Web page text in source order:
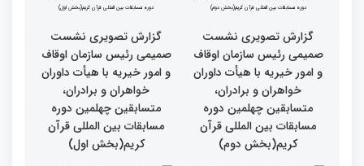
گزارش تصویری سومین روز
رقابت بخش برادران
چهلمین دوره مسابقات
بین‌المللی قرآن کریم(بخش
دوم)
گزارش تصویری سومین روز
رقابت بخش برادران
چهلمین دوره مسابقات
بین‌المللی قرآن کریم(بخش
اول)